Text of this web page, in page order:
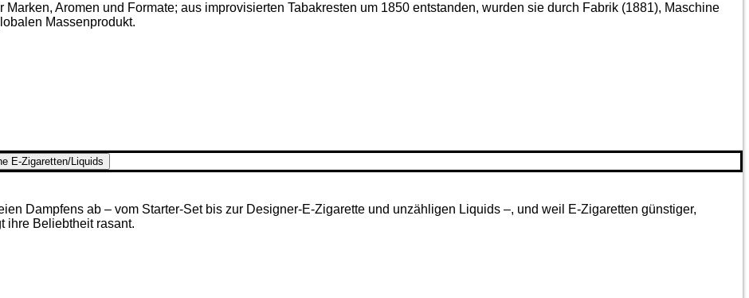
Aromen und Formate; aus improvisierten Tabakresten um 1850 entstanden, wurden sie durch Fabrik (1881), Maschine
Massenprodukt.
E-Zigaretten/Liquids
Dampfens ab – vom Starter-Set bis zur Designer-E-Zigarette und unzähligen Liquids –, und weil E-Zigaretten günstiger,
ihre Beliebtheit rasant.